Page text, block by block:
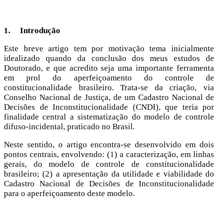
1. Introdução
Este breve artigo tem por motivação tema inicialmente
idealizado quando da conclusão dos meus estudos de
Doutorado, e que acredito seja uma importante ferramenta
em prol do aperfeiçoamento do controle de
constitucionalidade brasileiro. Trata-se da criação, via
Conselho Nacional de Justiça, de um Cadastro Nacional de
Decisões de Inconstitucionalidade (CNDI), que teria por
finalidade central a sistematização do modelo de controle
difuso-incidental, praticado no Brasil.
Neste sentido, o artigo encontra-se desenvolvido em dois
pontos centrais, envolvendo: (1) a caracterização, em linhas
gerais, do modelo de controle de constitucionalidade
brasileiro; (2) a apresentação da utilidade e viabilidade do
Cadastro Nacional de Decisões de Inconstitucionalidade
para o aperfeiçoamento deste modelo.